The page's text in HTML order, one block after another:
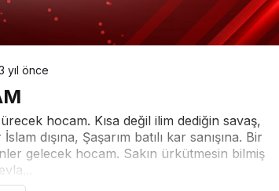
yıl önce
hocam. Kısa değil ilim dediğin savaş,
dışına, Şaşarım batılı kar sanışına. Bir
gelecek hocam. Sakın ürkütmesin bilmiş